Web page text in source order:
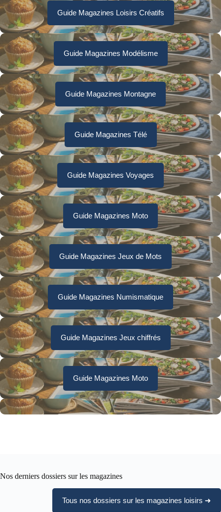
Guide Magazines Loisirs Créatifs
Guide Magazines Modélisme
Guide Magazines Montagne
Guide Magazines Télé
Guide Magazines Voyages
Guide Magazines Moto
Guide Magazines Jeux de Mots
Guide Magazines Numismatique
Guide Magazines Jeux chiffrés
Guide Magazines Moto
Nos derniers dossiers sur les magazines
Tous nos dossiers sur les magazines loisirs ➜